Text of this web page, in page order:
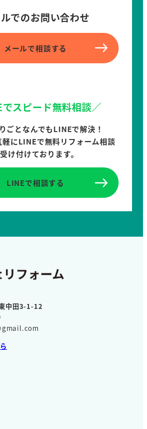
でのお問い合わせ
メールで相談する
スピード無料相談／
ごとなんでもLINEで解決！
軽にLINEで無料リフォーム相談
け付けております。
LINEで相談する
中田3-1-12